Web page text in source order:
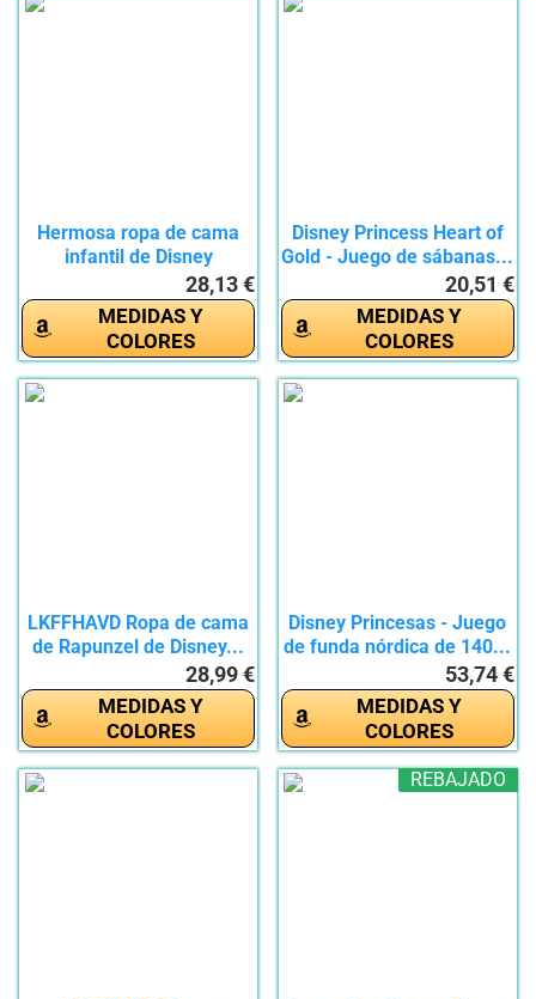
Hermosa ropa de cama
infantil de Disney
28,13 €
MEDIDAS Y
COLORES
Disney Princess Heart of
Gold - Juego de sábanas...
20,51 €
MEDIDAS Y
COLORES
LKFFHAVD Ropa de cama
de Rapunzel de Disney...
28,99 €
MEDIDAS Y
COLORES
Disney Princesas - Juego
de funda nórdica de 140...
53,74 €
MEDIDAS Y
COLORES
REBAJADO